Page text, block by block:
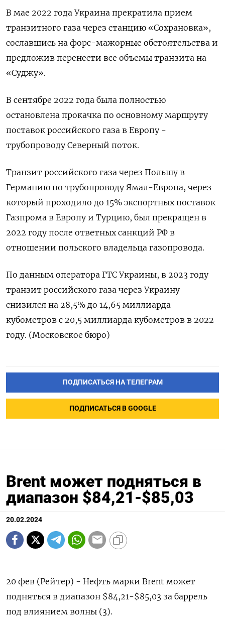
В мае 2022 года Украина прекратила прием
транзитного газа через станцию «Сохрановка»,
сославшись на форс-мажорные обстоятельства и
предложив перенести все объемы транзита на
«Суджу».
В сентябре 2022 года была полностью
остановлена прокачка по основному маршруту
поставок российского газа в Европу -
трубопроводу Северный поток.
Транзит российского газа через Польшу в
Германию по трубопроводу Ямал-Европа, через
который проходило до 15% экспортных поставок
Газпрома в Европу и Турцию, был прекращен в
2022 году после ответных санкций РФ в
отношении польского владельца газопровода.
По данным оператора ГТС Украины, в 2023 году
транзит российского газа через Украину
снизился на 28,5% до 14,65 миллиарда
кубометров с 20,5 миллиарда кубометров в 2022
году. (Московское бюро)
ПОДПИСАТЬСЯ НА ТЕЛЕГРАМ
ПОДПИСАТЬСЯ В GOOGLE
Brent может подняться в
диапазон $84,21-$85,03
20.02.2024
20 фев (Рейтер) - Нефть марки Brent может
подняться в диапазон $84,21-$85,03 за баррель
под влиянием волны (3).